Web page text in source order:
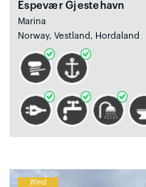
Espevær Gjestehavn
Marina
Norway, Vestland, Hordaland
Wind